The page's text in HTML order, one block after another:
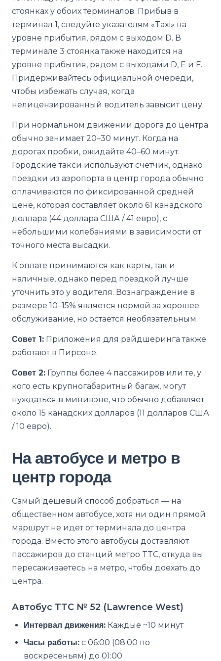
стоянках у обоих терминалов. Прибыв в
терминал 1, следуйте указателям «Taxi» на
уровне прибытия, рядом с выходом D. В
терминале 3 стоянка также находится на
уровне прибытия, рядом с выходами D, E и F.
Придерживайтесь официальной очереди,
чтобы избежать случая, когда
нелицензированный водитель завысит цену.
При нормальном движении дорога до центра
обычно занимает 20–30 минут. Когда на
дорогах пробки, ожидайте 40–60 минут.
Городские такси используют счетчик, однако
поездки из аэропорта в центр города обычно
оплачиваются по фиксированной средней
цене, которая составляет около 61 канадского
доллара (44 доллара США / 41 евро), с
небольшими колебаниями в зависимости от
точного места высадки.
К оплате принимаются как карты, так и
наличные, однако перед поездкой лучше
уточнить это у водителя. Вознаграждение в
размере 10–15% является нормой за хорошее
обслуживание, но остается необязательным.
Совет 1: Приложения для райдшеринга также
работают в Пирсоне.
Совет 2: Группы более 4 пассажиров или те, у
кого есть крупногабаритный багаж, могут
нуждаться в минивэне, что обычно добавляет
около 15 канадских долларов (11 долларов США
/ 10 евро).
На автобусе и метро в
центр города
Самый дешевый способ добраться — на
общественном автобусе, хотя ни один прямой
маршрут не идет от терминала до центра
города. Вместо этого автобусы доставляют
пассажиров до станций метро TTC, откуда вы
пересаживаетесь на метро, чтобы доехать до
центра.
Автобус TTC № 52 (Lawrence West)
Интервал движения: Каждые ~10 минут
Часы работы: с 06:00 (08:00 по
воскресеньям) до 01:00